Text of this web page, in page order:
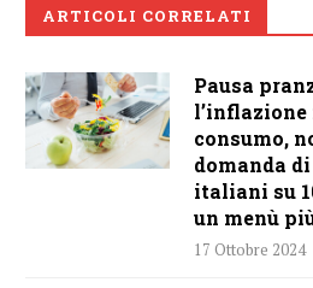
ARTICOLI CORRELATI
Pausa
consumo,
domanda
italiani su
un menù
17 Ottobre 2024